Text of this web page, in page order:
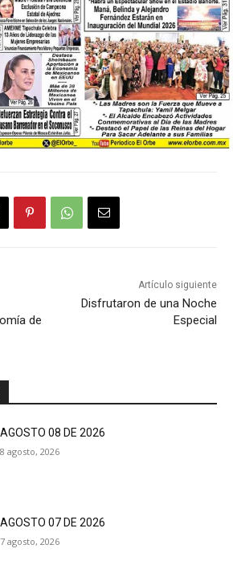
de
Artículo siguiente
Disfrutaron de una Noche
Especial
AGOSTO 08 DE 2026
8 agosto, 2026
AGOSTO 07 DE 2026
7 agosto, 2026